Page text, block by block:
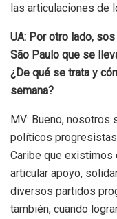
las articulaciones de
UA: Por otro lado,
São Paulo que se
¿De qué se trata y
semana?
MV: Bueno, nosotros
políticos
Caribe que existimos
articular apoyo,
diversos partidos
también, cuando